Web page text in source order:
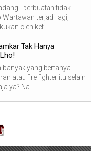
- perbuatan tidak
terjadi lagi,
oleh ket...
Tak Hanya
banyak yang bertanya-
atau fire fighter itu selain
ya? Na...